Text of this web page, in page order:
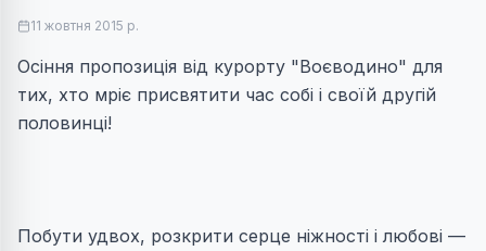
11 жовтня 2015 р.
Осіння пропозиція від курорту "Воєводино" для
тих, хто мріє присвятити час собі і своїй другій
половинці!
Побути удвох, розкрити серце ніжності і любові —